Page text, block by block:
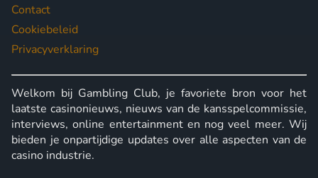
Contact
Cookiebeleid
Privacyverklaring
Welkom bij Gambling Club, je favoriete bron voor het
laatste casinonieuws, nieuws van de kansspelcommissie,
interviews, online entertainment en nog veel meer. Wij
bieden je onpartijdige updates over alle aspecten van de
casino industrie.